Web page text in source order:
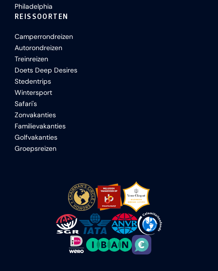
Philadelphia
REISSOORTEN
Camperrondreizen
Autorondreizen
Treinreizen
Doets Deep Desires
Stedentrips
Wintersport
Safari's
Zonvakanties
Familievakanties
Golfvakanties
Groepsreizen